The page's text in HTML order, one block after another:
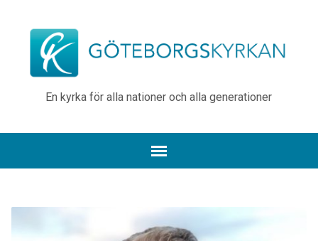
En kyrka för alla nationer och alla generationer